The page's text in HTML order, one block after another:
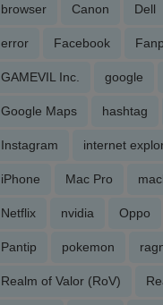
browser Canon Dell
error Facebook
GAMEVIL Inc. google
Google Maps hashtag
Instagram internet
iPhone Mac Pro
Netflix nvidia Oppo
Pantip pokemon
Realm of Valor (RoV)